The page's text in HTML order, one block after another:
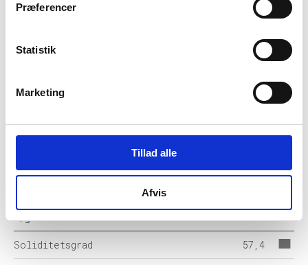
Præferencer
Statistik
Marketing
Tillad alle
Afvis
2025-06
Anlægsaktiver -
Egenkapital 94
Hensatte forpligtelser -
Nøgletal i % 2025-06
Soliditetsgrad 57,4